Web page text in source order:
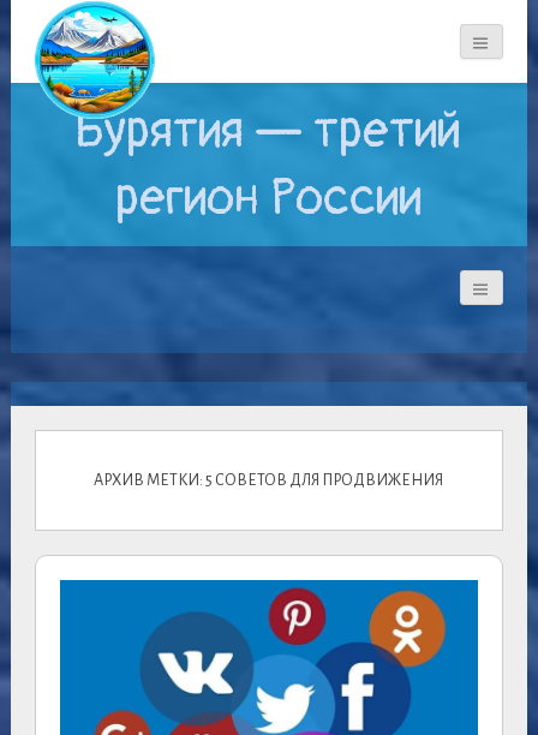
Бурятия — третий
регион России
АРХИВ МЕТКИ: 5 СОВЕТОВ ДЛЯ ПРОДВИЖЕНИЯ